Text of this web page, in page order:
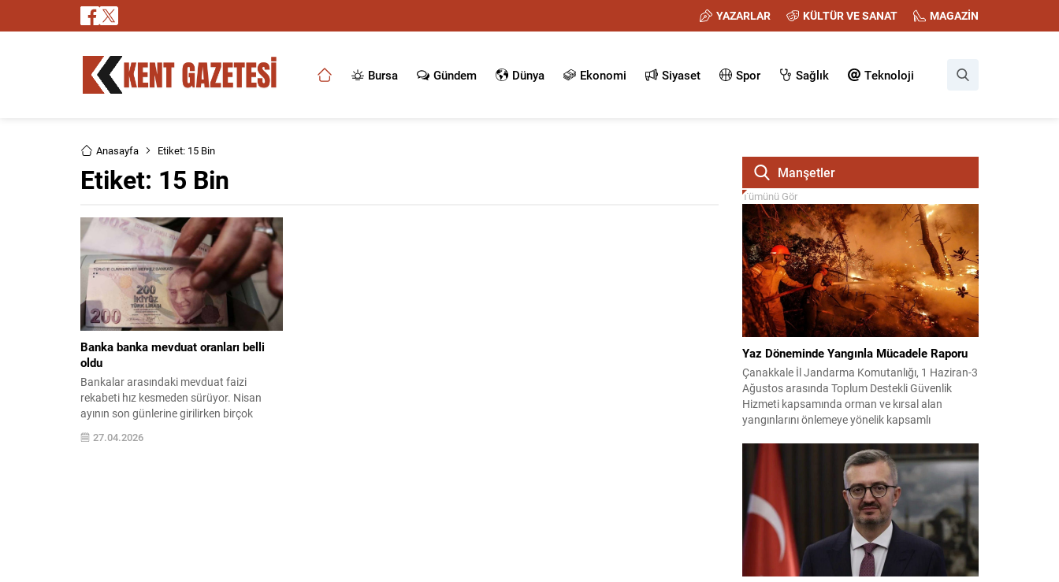
YAZARLAR KÜLTÜR VE SANAT MAGAZİN
Bursa Gündem Dünya Ekonomi Siyaset Spor Sağlık Teknoloji
Anasayfa Etiket: 15 Bin
Etiket: 15 Bin
Banka banka mevduat oranları belli
oldu
Bankalar arasındaki mevduat faizi
rekabeti hız kesmeden sürüyor. Nisan
ayının son günlerine girilirken birçok
banka faiz oranlarını art arda
güncelleyerek yarışa dahil oldu.
27.04.2026
Manşetler
Tümünü Gör
Yaz Döneminde Yangınla Mücadele Raporu
Çanakkale İl Jandarma Komutanlığı, 1 Haziran-3
Ağustos arasında Toplum Destekli Güvenlik
Hizmeti kapsamında orman ve kırsal alan
yangınlarını önlemeye yönelik kapsamlı
görev yapan 178 tim ve 742 personel, sahada
aktif olarak halkı bilinçlendirdi ve denetim
faaliyetleri gerçekleştirdi. Faaliyetler esnasında
bin 315 biçerdöver ve balya...